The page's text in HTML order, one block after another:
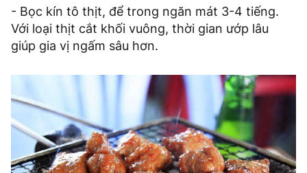
- Bọc kín tô thịt, để trong ngăn mát 3-4 tiếng.
Với loại thịt cắt khối vuông, thời gian ướp lâu
giúp gia vị ngấm sâu hơn.